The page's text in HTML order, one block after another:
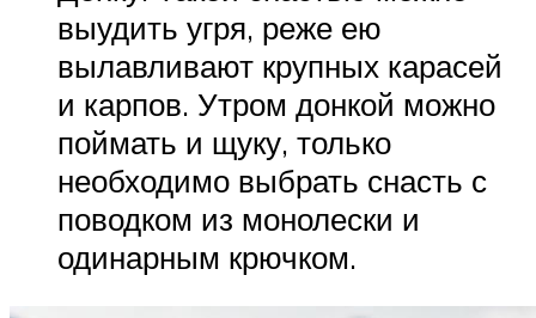
выудить угря, реже ею
вылавливают крупных карасей
и карпов. Утром донкой можно
поймать и щуку, только
необходимо выбрать снасть с
поводком из монолески и
одинарным крючком.